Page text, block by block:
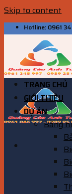
Skip to content
Hotline: 0961
TRANG CHỦ
GIỚI THIỆU
DỰ ÁN
Bảng